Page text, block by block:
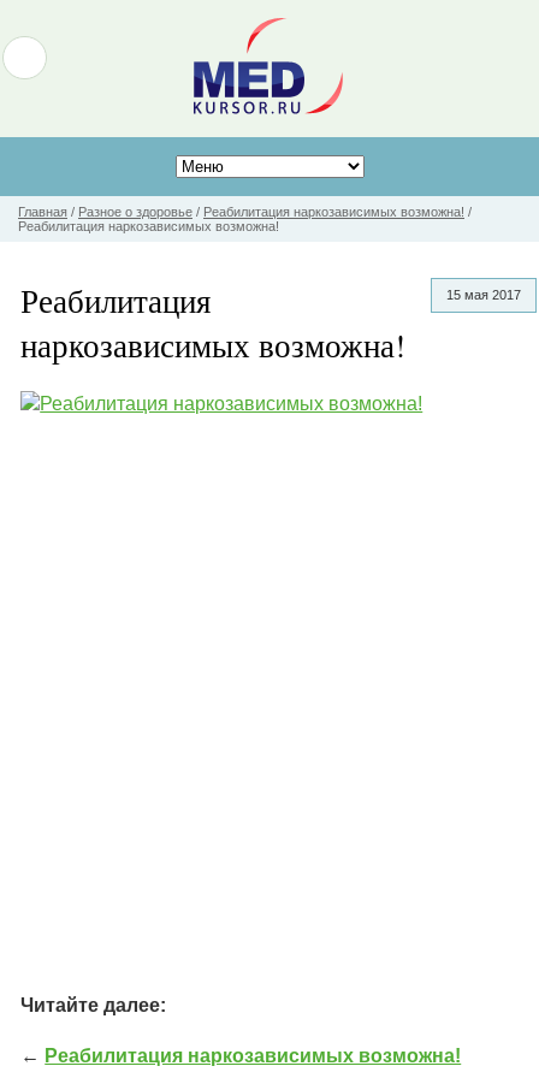
Главная / Разное о здоровье / Реабилитация наркозависимых возможна! /
Реабилитация наркозависимых возможна!
15 мая 2017
Реабилитация
наркозависимых возможна!
Читайте далее:
← Реабилитация наркозависимых возможна!